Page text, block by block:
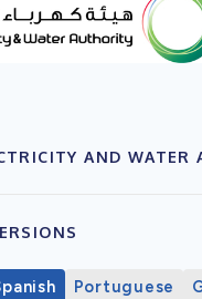
AND WATER
Portuguese